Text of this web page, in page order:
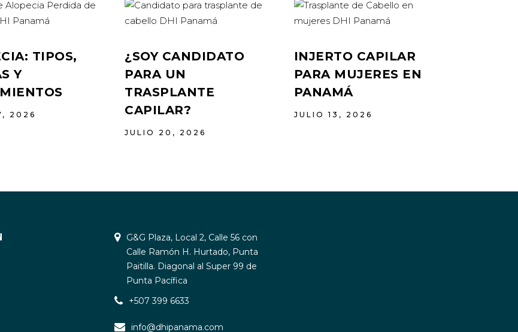
TIPOS,
Y
2026
¿SOY CANDIDATO
PARA UN
TRASPLANTE
CAPILAR?
JULIO 20, 2026
INJERTO CAPILAR
PARA MUJERES EN
PANAMÁ
JULIO 13, 2026
G&G Plaza, Local 2, Calle 56 con
Calle Ramón H. Hurtado, Punta
Paitilla. Diagonal al Super 99 de
Punta Pacífica
+507 399 6633
info@dhipanama.com